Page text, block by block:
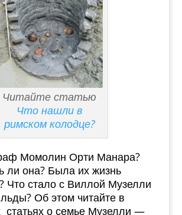
Читайте статью
Что нашли в
римском колодце?
Момолин Орти Манара?
ли она? Была их жизнь
Что стало с Виллой Музелли
Об этом читайте в
о семье Музелли —